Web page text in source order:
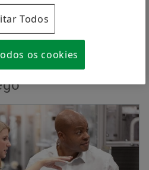
carreira para o nível
Todos
os cookies